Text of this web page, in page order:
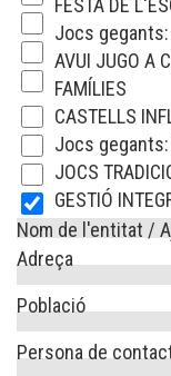
FESTA DE
Jocs gegants:
AVUI JUGO A
FAMÍLIES
CASTELLS
Jocs gegants:
JOCS
GESTIÓ
Nom de l'entitat /
Adreça
Població
Persona de